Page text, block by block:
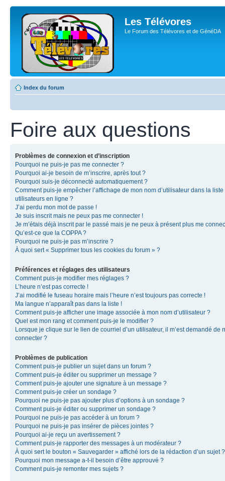
Les Télévores
Le Forum des Télévores et de GénéDA
Index du forum
Foire aux questions
Problèmes de connexion et d’inscription
Pourquoi ne puis-je pas me connecter ?
Pourquoi ai-je besoin de m’inscrire, après tout ?
Pourquoi suis-je déconnecté automatiquement ?
Comment puis-je empêcher l’affichage de mon nom d’utilisateur dans la liste
utilisateurs en ligne ?
J’ai perdu mon mot de passe !
Je suis inscrit mais ne peux pas me connecter !
Je m’étais déjà inscrit par le passé mais je ne peux à présent plus me
Qu’est-ce que la COPPA ?
Pourquoi ne puis-je pas m’inscrire ?
À quoi sert « Supprimer tous les cookies du forum » ?
Préférences et réglages des utilisateurs
Comment puis-je modifier mes réglages ?
L’heure n’est pas correcte !
J’ai modifié le fuseau horaire mais l’heure n’est toujours pas correcte !
Ma langue n’apparaît pas dans la liste !
Comment puis-je afficher une image associée à mon nom d’utilisateur ?
Quel est mon rang et comment puis-je le modifier ?
Lorsque je clique sur le lien de courriel d’un utilisateur, il m’est demandé de
connecter ?
Problèmes de publication
Comment puis-je publier un sujet dans un forum ?
Comment puis-je éditer ou supprimer un message ?
Comment puis-je ajouter une signature à un message ?
Comment puis-je créer un sondage ?
Pourquoi ne puis-je pas ajouter plus d’options à un sondage ?
Comment puis-je éditer ou supprimer un sondage ?
Pourquoi ne puis-je pas accéder à un forum ?
Pourquoi ne puis-je pas insérer de pièces jointes ?
Pourquoi ai-je reçu un avertissement ?
Comment puis-je rapporter des messages à un modérateur ?
À quoi sert le bouton « Sauvegarder » affiché lors de la rédaction d’un sujet ?
Pourquoi mon message a-t-il besoin d’être approuvé ?
Comment puis-je remonter mes sujets ?